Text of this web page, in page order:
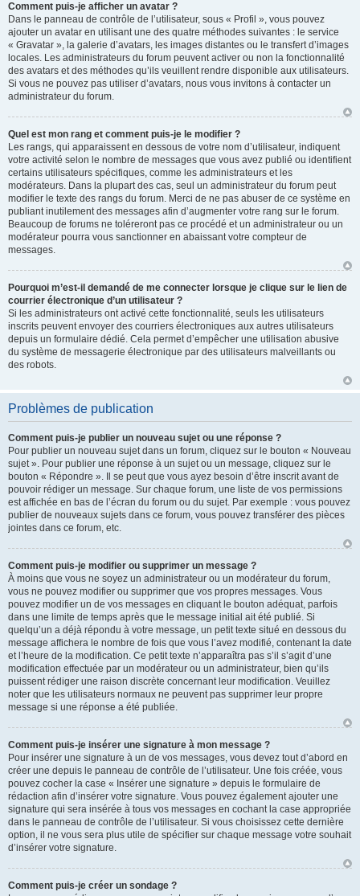
Comment puis-je afficher un avatar ?
Dans le panneau de contrôle de l’utilisateur, sous « Profil », vous pouvez
ajouter un avatar en utilisant une des quatre méthodes suivantes : le service
« Gravatar », la galerie d’avatars, les images distantes ou le transfert d’images
locales. Les administrateurs du forum peuvent activer ou non la fonctionnalité
des avatars et des méthodes qu’ils veuillent rendre disponible aux utilisateurs.
Si vous ne pouvez pas utiliser d’avatars, nous vous invitons à contacter un
administrateur du forum.
Quel est mon rang et comment puis-je le modifier ?
Les rangs, qui apparaissent en dessous de votre nom d’utilisateur, indiquent
votre activité selon le nombre de messages que vous avez publié ou identifient
certains utilisateurs spécifiques, comme les administrateurs et les
modérateurs. Dans la plupart des cas, seul un administrateur du forum peut
modifier le texte des rangs du forum. Merci de ne pas abuser de ce système en
publiant inutilement des messages afin d’augmenter votre rang sur le forum.
Beaucoup de forums ne toléreront pas ce procédé et un administrateur ou un
modérateur pourra vous sanctionner en abaissant votre compteur de
messages.
Pourquoi m’est-il demandé de me connecter lorsque je clique sur le lien de
courrier électronique d’un utilisateur ?
Si les administrateurs ont activé cette fonctionnalité, seuls les utilisateurs
inscrits peuvent envoyer des courriers électroniques aux autres utilisateurs
depuis un formulaire dédié. Cela permet d’empêcher une utilisation abusive
du système de messagerie électronique par des utilisateurs malveillants ou
des robots.
Problèmes de publication
Comment puis-je publier un nouveau sujet ou une réponse ?
Pour publier un nouveau sujet dans un forum, cliquez sur le bouton « Nouveau
sujet ». Pour publier une réponse à un sujet ou un message, cliquez sur le
bouton « Répondre ». Il se peut que vous ayez besoin d’être inscrit avant de
pouvoir rédiger un message. Sur chaque forum, une liste de vos permissions
est affichée en bas de l’écran du forum ou du sujet. Par exemple : vous pouvez
publier de nouveaux sujets dans ce forum, vous pouvez transférer des pièces
jointes dans ce forum, etc.
Comment puis-je modifier ou supprimer un message ?
À moins que vous ne soyez un administrateur ou un modérateur du forum,
vous ne pouvez modifier ou supprimer que vos propres messages. Vous
pouvez modifier un de vos messages en cliquant le bouton adéquat, parfois
dans une limite de temps après que le message initial ait été publié. Si
quelqu’un a déjà répondu à votre message, un petit texte situé en dessous du
message affichera le nombre de fois que vous l’avez modifié, contenant la date
et l’heure de la modification. Ce petit texte n’apparaîtra pas s’il s’agit d’une
modification effectuée par un modérateur ou un administrateur, bien qu’ils
puissent rédiger une raison discrète concernant leur modification. Veuillez
noter que les utilisateurs normaux ne peuvent pas supprimer leur propre
message si une réponse a été publiée.
Comment puis-je insérer une signature à mon message ?
Pour insérer une signature à un de vos messages, vous devez tout d’abord en
créer une depuis le panneau de contrôle de l’utilisateur. Une fois créée, vous
pouvez cocher la case « Insérer une signature » depuis le formulaire de
rédaction afin d’insérer votre signature. Vous pouvez également ajouter une
signature qui sera insérée à tous vos messages en cochant la case appropriée
dans le panneau de contrôle de l’utilisateur. Si vous choisissez cette dernière
option, il ne vous sera plus utile de spécifier sur chaque message votre souhait
d’insérer votre signature.
Comment puis-je créer un sondage ?